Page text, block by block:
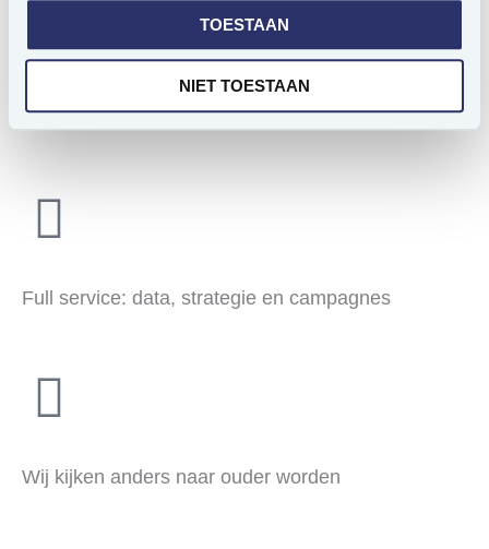
TOESTAAN
NIET TOESTAAN
Ruim 15 jaar marktleider
Full service: data, strategie en campagnes
Wij kijken anders naar ouder worden